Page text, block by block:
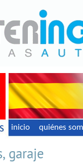
inicio quiénes
garaje